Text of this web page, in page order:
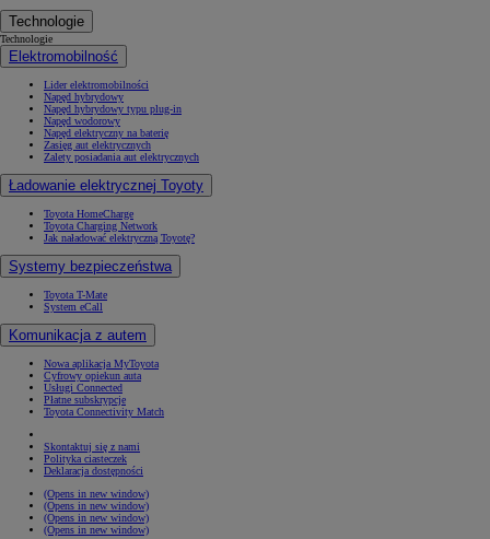
Technologie
Technologie
Elektromobilność
Lider elektromobilności
Napęd hybrydowy
Napęd hybrydowy typu plug-in
Napęd wodorowy
Napęd elektryczny na baterię
Zasięg aut elektrycznych
Zalety posiadania aut elektrycznych
Ładowanie elektrycznej Toyoty
Toyota HomeCharge
Toyota Charging Network
Jak naładować elektryczną Toyotę?
Systemy bezpieczeństwa
Toyota T-Mate
System eCall
Komunikacja z autem
Nowa aplikacja MyToyota
Cyfrowy opiekun auta
Usługi Connected
Płatne subskrypcje
Toyota Connectivity Match
Skontaktuj się z nami
Polityka ciasteczek
Deklaracja dostępności
(Opens in new window)
(Opens in new window)
(Opens in new window)
(Opens in new window)